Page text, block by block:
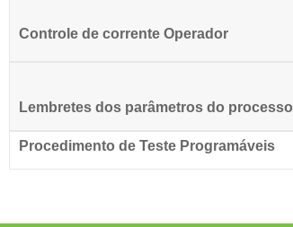
Controle de corrente Operador
Lembretes dos parâmetros do processo
Procedimento de Teste Programáveis